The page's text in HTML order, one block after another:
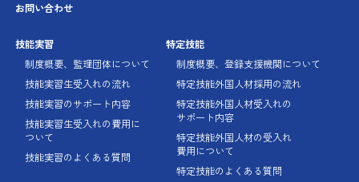
お問い合わせ
技能実習
制度概要、監理団体について
技能実習生受入れの流れ
技能実習のサポート内容
技能実習生受入れの費用に
ついて
技能実習のよくある質問
特定技能
制度概要、登録支援機関について
特定技能外国人材採用の流れ
特定技能外国人材受入れの
サポート内容
特定技能外国人材の受入れ
費用について
特定技能のよくある質問